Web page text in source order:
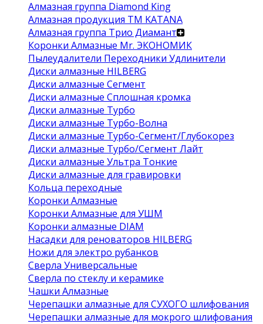
Алмазная группа Diamond King
Алмазная продукция ТМ KATANA
Алмазная группа Трио Диамант
Коронки Алмазные Mr. ЭКОНОМИК
Пылеудалители Переходники Удлинители
Диски алмазные HILBERG
Диски алмазные Сегмент
Диски алмазные Сплошная кромка
Диски алмазные Турбо
Диски алмазные Турбо-Волна
Диски алмазные Турбо-Сегмент/Глубокорез
Диски алмазные Турбо/Сегмент Лайт
Диски алмазные Ультра Тонкие
Диски алмазные для гравировки
Кольца переходные
Коронки Алмазные
Коронки Алмазные для УШМ
Коронки алмазные DIAM
Насадки для реноваторов HILBERG
Ножи для электро рубанков
Сверла Универсальные
Сверла по стеклу и керамике
Чашки Алмазные
Черепашки алмазные для СУХОГО шлифования
Черепашки алмазные для мокрого шлифования